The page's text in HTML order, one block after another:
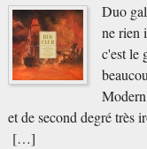
Duo
ne rien
c'est le
et de second degré très
[…]